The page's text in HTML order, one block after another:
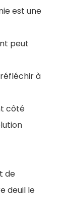
est une
peut
à
côté
de
deuil le